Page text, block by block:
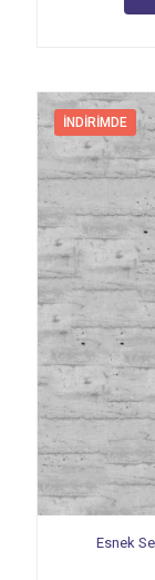
İNDIRIMDE
Esnek